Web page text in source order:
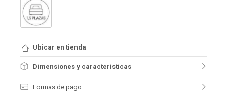
Ubicar en tienda
Dimensiones y características
Formas de pago